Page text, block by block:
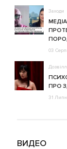
Заходи
03
ПРО
31
ВИДЕО